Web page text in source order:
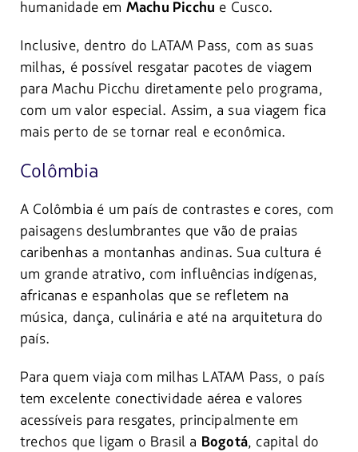
humanidade em Machu Picchu e Cusco.
Inclusive, dentro do LATAM Pass, com as suas
milhas, é possível resgatar pacotes de viagem
para Machu Picchu diretamente pelo programa,
com um valor especial. Assim, a sua viagem fica
mais perto de se tornar real e econômica.
Colômbia
A Colômbia é um país de contrastes e cores, com
paisagens deslumbrantes que vão de praias
caribenhas a montanhas andinas. Sua cultura é
um grande atrativo, com influências indígenas,
africanas e espanholas que se refletem na
música, dança, culinária e até na arquitetura do
país.
Para quem viaja com milhas LATAM Pass, o país
tem excelente conectividade aérea e valores
acessíveis para resgates, principalmente em
trechos que ligam o Brasil a Bogotá, capital do